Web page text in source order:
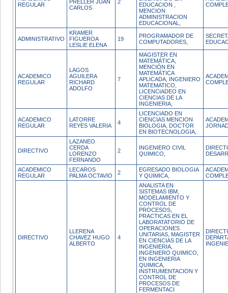
REGULAR
PRELLER JUAN
CARLOS
2
EDUCACION ,
MENCION
ADMINISTRACION
EDUCACIONAL,
ADMINISTRATIVO
KRAMER
FIGUEROA
LESLIE ELENA
19
PROGRAMADOR DE
COMPUTADORES,
ACADEMICO
REGULAR
LAGOS
AGUILERA
RICHARD
ADOLFO
7
MAGISTER EN
MATEMÁTICA,
MENCIÓN EN
MATEMÁTICA
APLICADA, INGENIERO
MATEMATICO,
LICENCIADEO EN
CIENCIAS DE LA
INGENIERIA,
ACADEMICO
REGULAR
LATORRE
REYES VALERIA
4
LICENCIADO EN
CIENCIAS MENCION
BIOLOGIA, DOCTOR
EN BIOTECNOLOGIA,
DIRECTIVO
LAZANEO
CERDA
LORENZO
FERNANDO
2
INGENIERO CIVIL
QUIMICO,
ACADEMICO
REGULAR
LECAROS
PALMA OCTAVIO
2
EGRESADO BIOLOGIA
Y QUIMICA,
DIRECTIVO
LLERENA
CHAVEZ HUGO
ALBERTO
4
ANALISTA EN
SISTEMAS IBM,
MODELAMIENTO Y
CONTROL DE
PROCESOS,
PRACTICAS EN EL
LABORATATORIO DE
OPERACIONES
UNITARIAS, MAGISTER
EN CIENCIAS DE LA
INGENIERIA,
INGENIERO QUIMICO,
EN INGENIERIA
QUIMICA,
INSTRUMENTACION Y
CONTROL DE
PROCESOS DE
FERMENTACI